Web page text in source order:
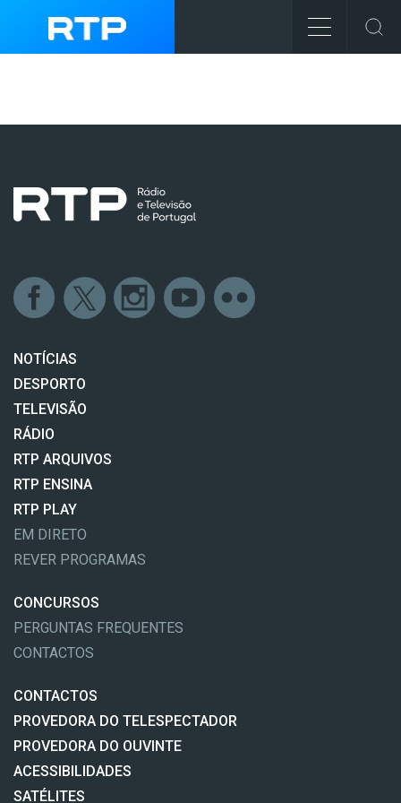
NOTÍCIAS
DESPORTO
TELEVISÃO
RÁDIO
RTP ARQUIVOS
RTP ENSINA
RTP PLAY
EM DIRETO
REVER PROGRAMAS
CONCURSOS
PERGUNTAS FREQUENTES
CONTACTOS
CONTACTOS
PROVEDORA DO TELESPECTADOR
PROVEDORA DO OUVINTE
ACESSIBILIDADES
SATÉLITES